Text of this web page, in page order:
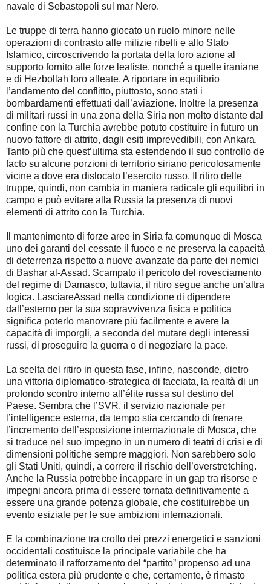
navale di Sebastopoli sul mar Nero.
Le truppe di terra hanno giocato un ruolo minore nelle
operazioni di contrasto alle milizie ribelli e allo Stato
Islamico, circoscrivendo la portata della loro azione al
supporto fornito alle forze lealiste, nonché a quelle iraniane
e di Hezbollah loro alleate. A riportare in equilibrio
l’andamento del conflitto, piuttosto, sono stati i
bombardamenti effettuati dall’aviazione. Inoltre la presenza
di militari russi in una zona della Siria non molto distante dal
confine con la Turchia avrebbe potuto costituire in futuro un
nuovo fattore di attrito, dagli esiti imprevedibili, con Ankara.
Tanto più che quest’ultima sta estendendo il suo controllo de
facto su alcune porzioni di territorio siriano pericolosamente
vicine a dove era dislocato l’esercito russo. Il ritiro delle
truppe, quindi, non cambia in maniera radicale gli equilibri in
campo e può evitare alla Russia la presenza di nuovi
elementi di attrito con la Turchia.
Il mantenimento di forze aree in Siria fa comunque di Mosca
uno dei garanti del cessate il fuoco e ne preserva la capacità
di deterrenza rispetto a nuove avanzate da parte dei nemici
di Bashar al-Assad. Scampato il pericolo del rovesciamento
del regime di Damasco, tuttavia, il ritiro segue anche un’altra
logica. LasciareAssad nella condizione di dipendere
dall’esterno per la sua sopravvivenza fisica e politica
significa poterlo manovrare più facilmente e avere la
capacità di imporgli, a seconda del mutare degli interessi
russi, di proseguire la guerra o di negoziare la pace.
La scelta del ritiro in questa fase, infine, nasconde, dietro
una vittoria diplomatico-strategica di facciata, la realtà di un
profondo scontro interno all’élite russa sul destino del
Paese. Sembra che l’SVR, il servizio nazionale per
l’intelligence esterna, da tempo stia cercando di frenare
l’incremento dell’esposizione internazionale di Mosca, che
si traduce nel suo impegno in un numero di teatri di crisi e di
dimensioni politiche sempre maggiori. Non sarebbero solo
gli Stati Uniti, quindi, a correre il rischio dell’overstretching.
Anche la Russia potrebbe incappare in un gap tra risorse e
impegni ancora prima di essere tornata definitivamente a
essere una grande potenza globale, che costituirebbe un
evento esiziale per le sue ambizioni internazionali.
E la combinazione tra crollo dei prezzi energetici e sanzioni
occidentali costituisce la principale variabile che ha
determinato il rafforzamento del “partito” propenso ad una
politica estera più prudente e che, certamente, è rimasto